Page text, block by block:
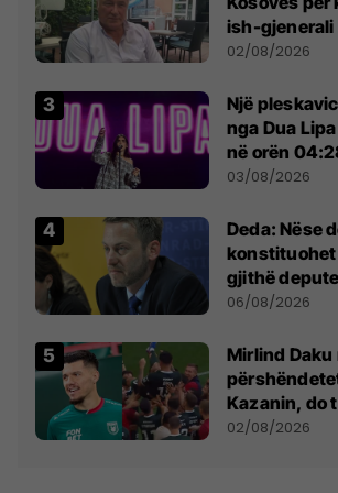
ish-gjenerali
dikush e
02/08/2026
Një
nga Dua
në orën
- dhe bota
03/08/2026
Deda: Nëse
gjithë
bëjnë shkelje
06/08/2026
Mirlind Daku
Kazanin, do
miliona te
02/08/2026